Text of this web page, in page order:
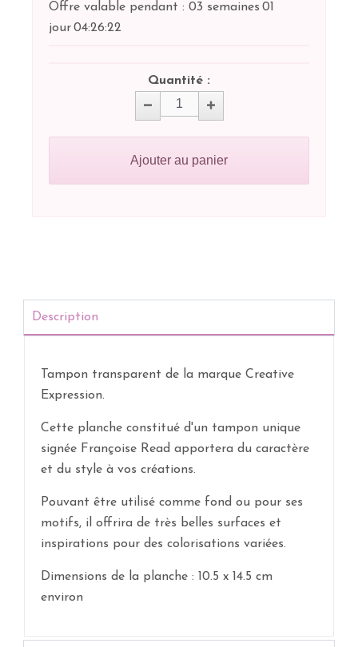
Offre valable pendant : 03 semaines 01
jour04:26:22
Quantité :
Ajouter au panier
Description
Tampon transparent de la marque Creative
Expression.
Cette planche constitué d'un tampon unique
signée Françoise Read apportera du caractère
et du style à vos créations.
Pouvant être utilisé comme fond ou pour ses
motifs, il offrira de très belles surfaces et
inspirations pour des colorisations variées.
Dimensions de la planche : 10.5 x 14.5 cm
environ